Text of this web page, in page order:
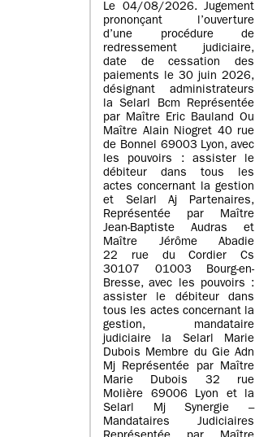
Le 04/08/2026. Jugement
prononçant l’ouverture
d’une procédure de
redressement judiciaire,
date de cessation des
paiements le 30 juin 2026,
désignant administrateurs
la Selarl Bcm Représentée
par Maître Eric Bauland Ou
Maître Alain Niogret 40 rue
de Bonnel 69003 Lyon, avec
les pouvoirs : assister le
débiteur dans tous les
actes concernant la gestion
et Selarl Aj Partenaires,
Représentée par Maître
Jean-Baptiste Audras et
Maître Jérôme Abadie
22 rue du Cordier Cs
30107 01003 Bourg-en-
Bresse, avec les pouvoirs :
assister le débiteur dans
tous les actes concernant la
gestion, mandataire
judiciaire la Selarl Marie
Dubois Membre du Gie Adn
Mj Représentée par Maître
Marie Dubois 32 rue
Molière 69006 Lyon et la
Selarl Mj Synergie –
Mandataires Judiciaires